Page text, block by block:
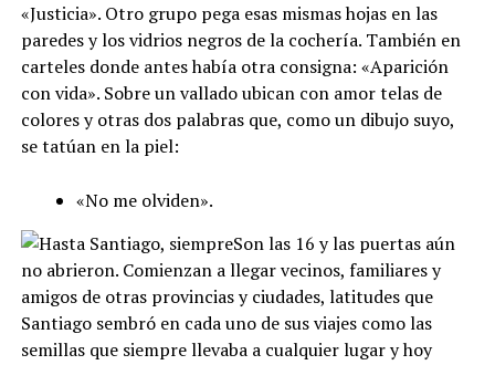
«Justicia». Otro grupo pega esas mismas hojas en las
paredes y los vidrios negros de la cochería. También en
carteles donde antes había otra consigna: «Aparición
con vida». Sobre un vallado ubican con amor telas de
colores y otras dos palabras que, como un dibujo suyo,
se tatúan en la piel:
«No me olviden».
Son las 16 y las puertas aún
no abrieron. Comienzan a llegar vecinos, familiares y
amigos de otras provincias y ciudades, latitudes que
Santiago sembró en cada uno de sus viajes como las
semillas que siempre llevaba a cualquier lugar y hoy